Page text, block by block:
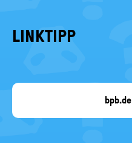
LINKTIPP
bpb.de